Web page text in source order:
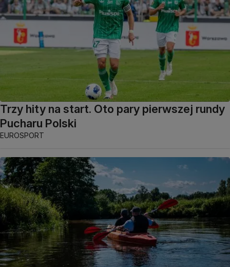
Trzy hity na start. Oto pary pierwszej rundy
Pucharu Polski
EUROSPORT